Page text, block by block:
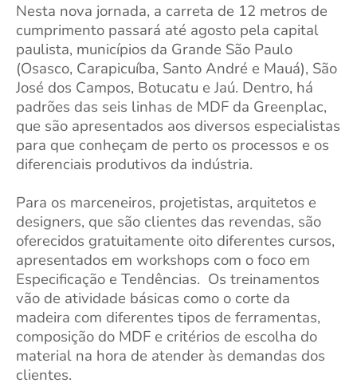
Nesta nova jornada, a carreta de 12 metros de
cumprimento passará até agosto pela capital
paulista, municípios da Grande São Paulo
(Osasco, Carapicuíba, Santo André e Mauá), São
José dos Campos, Botucatu e Jaú. Dentro, há
padrões das seis linhas de MDF da Greenplac,
que são apresentados aos diversos especialistas
para que conheçam de perto os processos e os
diferenciais produtivos da indústria.
Para os marceneiros, projetistas, arquitetos e
designers, que são clientes das revendas, são
oferecidos gratuitamente oito diferentes cursos,
apresentados em workshops com o foco em
Especificação e Tendências. Os treinamentos
vão de atividade básicas como o corte da
madeira com diferentes tipos de ferramentas,
composição do MDF e critérios de escolha do
material na hora de atender às demandas dos
clientes.